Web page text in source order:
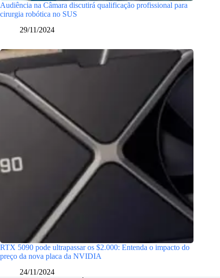
Audiência na Câmara discutirá qualificação profissional para
cirurgia robótica no SUS
29/11/2024
RTX 5090 pode ultrapassar os $2.000: Entenda o impacto do
preço da nova placa da NVIDIA
24/11/2024